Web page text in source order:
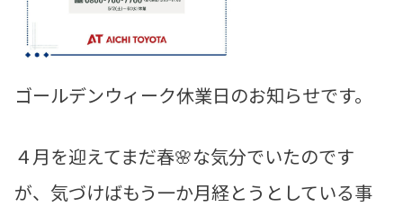
ゴールデンウィーク休業日のお知らせです。
４月を迎えてまだ春🌸な気分でいたのです
が、気づけばもう一か月経とうとしている事